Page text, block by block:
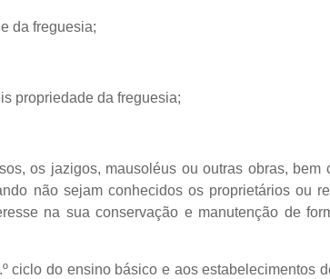
da freguesia;
propriedade da freguesia;
os jazigos, mausoléus ou outras obras, bem
não sejam conhecidos os proprietários ou
na sua conservação e manutenção de
ciclo do ensino básico e aos estabelecimentos